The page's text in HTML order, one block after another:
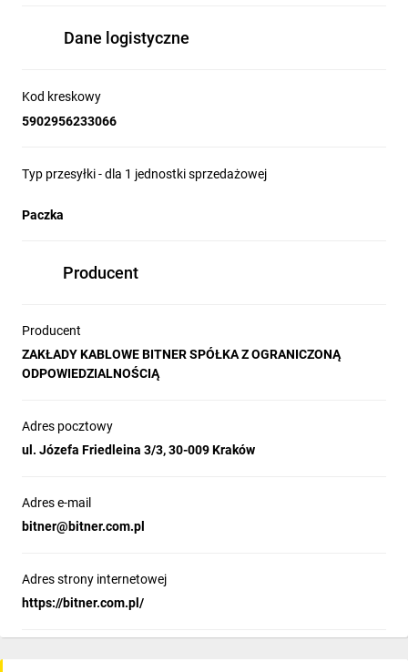
Dane logistyczne
Kod kreskowy
5902956233066
Typ przesyłki - dla 1 jednostki sprzedażowej
Paczka
Producent
Producent
ZAKŁADY KABLOWE BITNER SPÓŁKA Z OGRANICZONĄ
ODPOWIEDZIALNOŚCIĄ
Adres pocztowy
ul. Józefa Friedleina 3/3, 30-009 Kraków
Adres e-mail
bitner@bitner.com.pl
Adres strony internetowej
https://bitner.com.pl/